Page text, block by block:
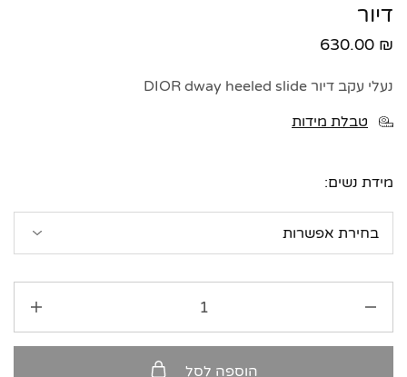
דיור
630.00 ₪
נעלי עקב דיור DIOR dway heeled slide
טבלת מידות
מידת נשים:
הוספה לסל